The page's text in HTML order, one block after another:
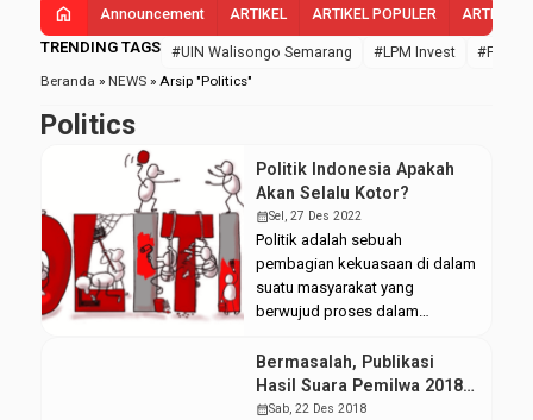
home Announcement ARTIKEL ARTIKEL POPULER ARTIKEL
TRENDING TAGS #UIN Walisongo Semarang #LPM Invest
#FEBI
Beranda » NEWS » Arsip "Politics"
Politics
Politik Indonesia Apakah
Akan Selalu Kotor?
calendar_monthSel, 27 Des 2022
Politik adalah sebuah
pembagian kekuasaan di dalam
suatu masyarakat yang
berwujud proses dalam
menyangkut kehidupan suatu
negara. Politik Indonesia selalu
menjadi perbincangan hangat
Bermasalah, Publikasi
Hasil Suara Pemilwa 2018
Ditunda
calendar_monthSab, 22 Des 2018